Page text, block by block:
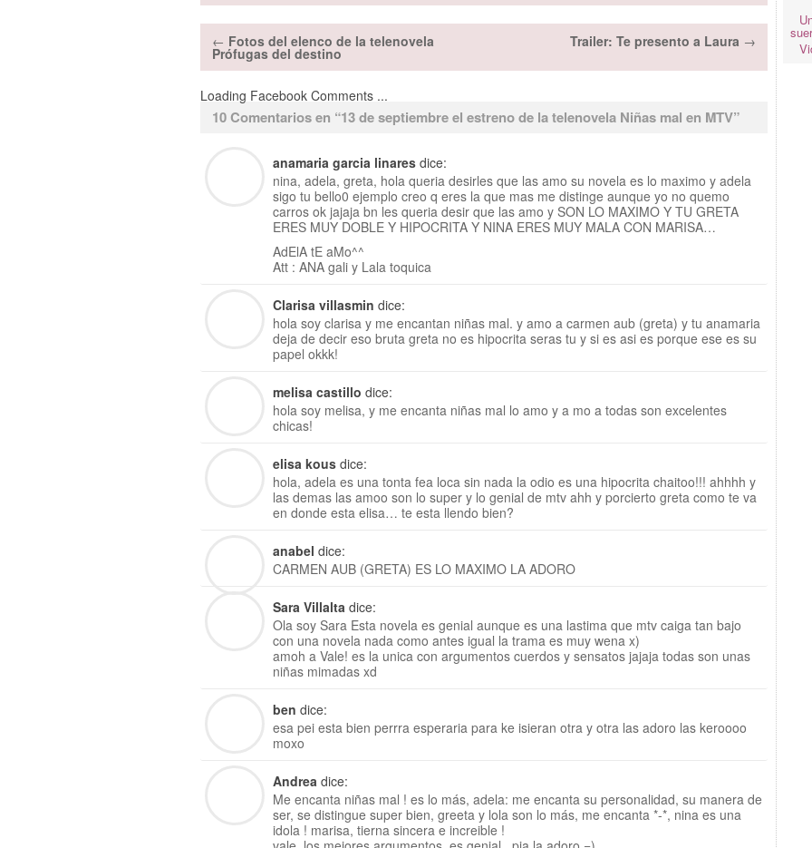
← Fotos del elenco de la telenovela
Prófugas del destino
Trailer: Te presento a Laura →
Loading Facebook Comments ...
10 Comentarios en “13 de septiembre el estreno de la telenovela Niñas mal en MTV”
anamaria garcia linares dice:
nina, adela, greta, hola queria desirles que las amo su novela es lo maximo y adela
sigo tu bello0 ejemplo creo q eres la que mas me distinge aunque yo no quemo
carros ok jajaja bn les queria desir que las amo y SON LO MAXIMO Y TU GRETA
ERES MUY DOBLE Y HIPOCRITA Y NINA ERES MUY MALA CON MARISA…
AdElA tE aMo^^
Att : ANA gali y Lala toquica
Clarisa villasmin dice:
hola soy clarisa y me encantan niñas mal. y amo a carmen aub (greta) y tu anamaria
deja de decir eso bruta greta no es hipocrita seras tu y si es asi es porque ese es su
papel okkk!
melisa castillo dice:
hola soy melisa, y me encanta niñas mal lo amo y a mo a todas son excelentes
chicas!
elisa kous dice:
hola, adela es una tonta fea loca sin nada la odio es una hipocrita chaitoo!!! ahhhh y
las demas las amoo son lo super y lo genial de mtv ahh y porcierto greta como te va
en donde esta elisa… te esta llendo bien?
anabel dice:
CARMEN AUB (GRETA) ES LO MAXIMO LA ADORO
Sara Villalta dice:
Ola soy Sara Esta novela es genial aunque es una lastima que mtv caiga tan bajo
con una novela nada como antes igual la trama es muy wena x)
amoh a Vale! es la unica con argumentos cuerdos y sensatos jajaja todas son unas
niñas mimadas xd
ben dice:
esa pei esta bien perrra esperaria para ke isieran otra y otra las adoro las keroooo
moxo
Andrea dice:
Me encanta niñas mal ! es lo más, adela: me encanta su personalidad, su manera de
ser, se distingue super bien, greeta y lola son lo más, me encanta *-*, nina es una
idola ! marisa, tierna sincera e increible !